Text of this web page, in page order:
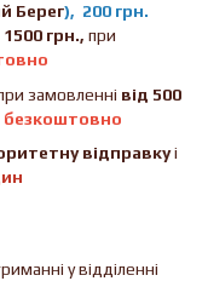
Берег), 200 грн.
1500 грн., при
замовленні від 500
безкоштовно
відправкуі
у відділенні